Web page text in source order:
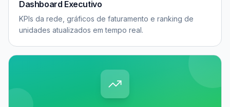
Dashboard Executivo
KPIs da rede, gráficos de faturamento e ranking de
unidades atualizados em tempo real.